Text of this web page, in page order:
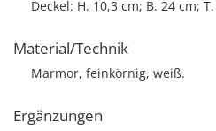
Deckel: H. 10,3 cm; B. 24 cm;
Material/Technik
Marmor, feinkörnig, weiß.
Ergänzungen